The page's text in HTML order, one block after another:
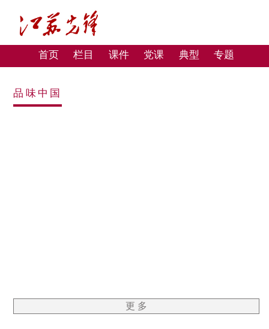
首页 栏目 课件 党课 典型 专题
品味中国
更 多